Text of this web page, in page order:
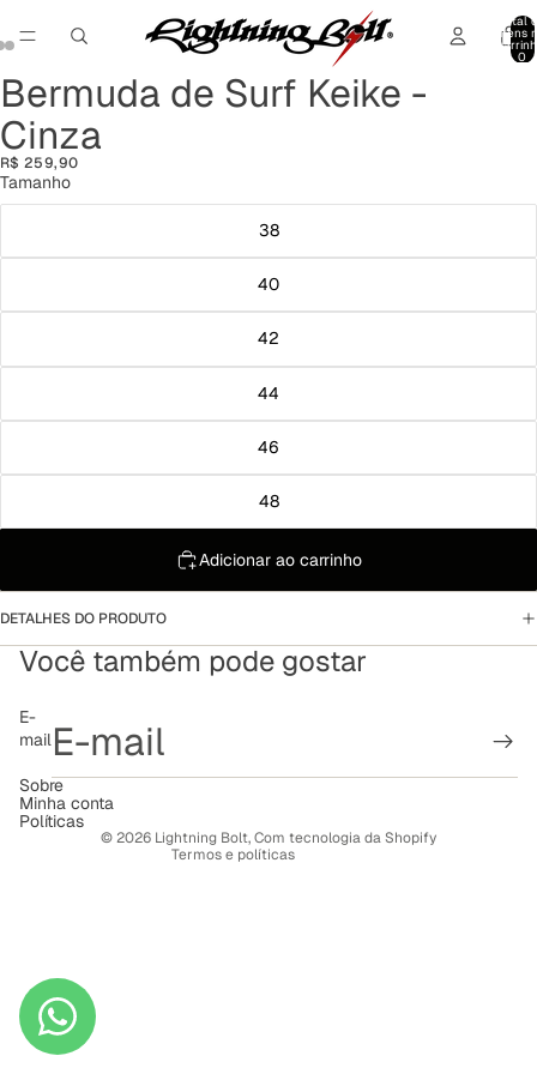
Total
itens
0
Abrir
imagem
em
tela
cheia
Abrir
imagem
em
tela
cheia
Abrir
imagem
em
tela
cheia
Bermuda de Surf Keike -
Cinza
R$ 259,90
Tamanho
38
40
42
44
46
48
Adicionar ao carrinho
DETALHES DO PRODUTO
Você também pode gostar
E-
mail
Sobre
Minha conta
Políticas
© 2026 Lightning Bolt,Com tecnologia da Shopify
Termos e políticas
Política de privacidade
Termos de serviço
Política de frete